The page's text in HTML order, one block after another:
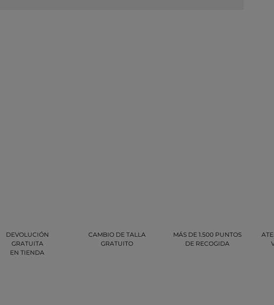
DEVOLUCIÓN
GRATUITA
EN TIENDA
CAMBIO DE TALLA
GRATUITO
MÁS DE 1.500 PUNTOS
DE RECOGIDA